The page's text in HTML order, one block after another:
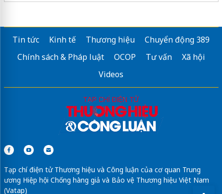
XeFord Transit Limousine 10 Chỗgiá tốt
Tin tức Kinh tế Thương hiệu
Chuyển động 389
Chính sách & Pháp luật
OCOP Tư vấn
Xã hội
Videos
Tạp chí điện tử Thương hiệu và Công luận của cơ quan Trung
ương Hiệp hội Chống hàng giả và Bảo vệ Thương hiệu Việt Nam
(Vatap)